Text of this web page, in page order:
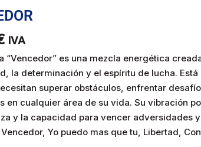
IVA
“Vencedor” es una mezcla energética
la determinación y el espíritu de lucha.
superar obstáculos, enfrentar
en cualquier área de su vida. Su vibración
y la capacidad para vencer adversidades
Yo puedo mas que tu, Libertad,